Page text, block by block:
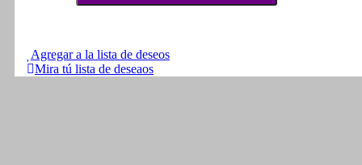
Ktm
cantidad
Agregar a la lista de deseos
Mira tú lista de deseaos